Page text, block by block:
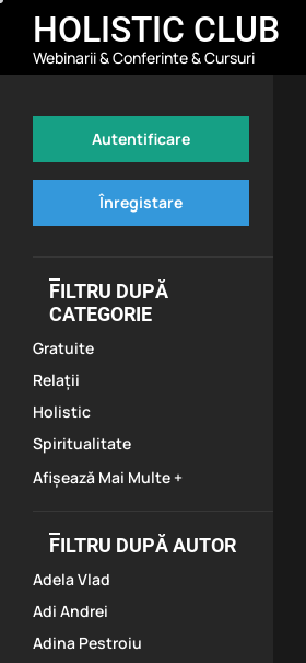
HOLISTIC CLUB
Webinarii & Conferinte & Cursuri
Autentificare
Înregistare
FILTRU DUPĂ
CATEGORIE
Gratuite
Relații
Holistic
Spiritualitate
Afișează Mai Multe +
FILTRU DUPĂ AUTOR
Adela Vlad
Adi Andrei
Adina Pestroiu